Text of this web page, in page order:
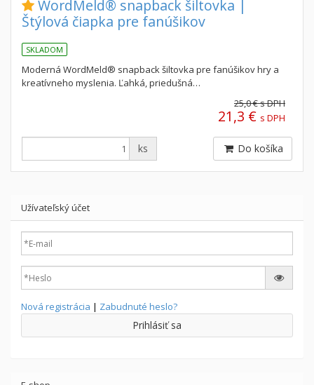
WordMeld® snapback šiltovka |
Štýlová čiapka pre fanúšikov
SKLADOM
Moderná WordMeld® snapback šiltovka pre fanúšikov hry a
kreatívneho myslenia. Ľahká, priedušná…
25,0 €s DPH
21,3 € s DPH
ks Do košíka
Užívateľský účеt
Nová registrácia | Zabudnuté heslo?
Prihlásiť sa